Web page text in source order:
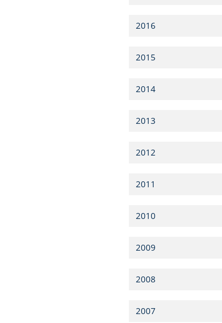
2016
2015
2014
2013
2012
2011
2010
2009
2008
2007